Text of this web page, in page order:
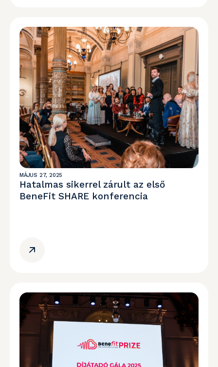
MÁJUS 27, 2025
Hatalmas sikerrel zárult az első
BeneFit SHARE konferencia